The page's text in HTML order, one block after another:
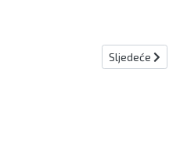
Sljedeći
Sljedeće